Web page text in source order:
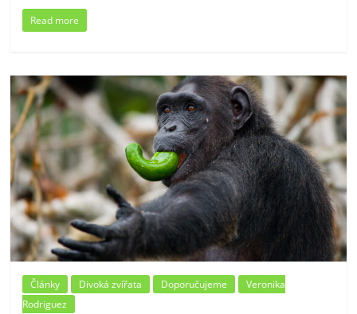
Read more
Články Divoká zvířata Doporučujeme
Veronika
Rodriguez